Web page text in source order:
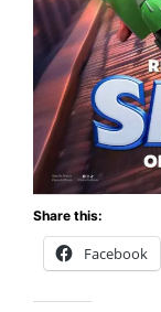
Share this:
Facebook